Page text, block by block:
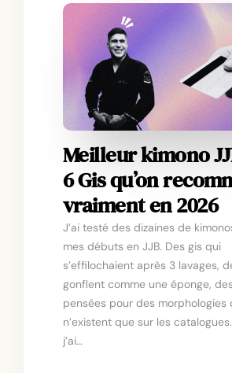
Meilleur kimono
6 Gis qu’on
vraiment en 2026
J’ai testé des dizaines de
mes débuts en JJB. Des gis qui
s’effilochaient après 3 lavages,
gonflent comme une éponge,
pensées pour des morphologies
n’existent que sur les
j’ai…